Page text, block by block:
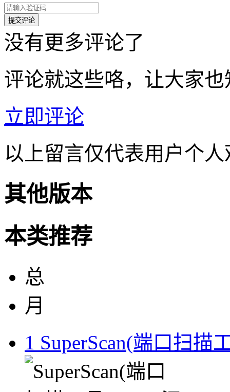
没有更多评论了
评论就这些咯，让大家
立即评论
以上留言仅代表用户个
其他版本
本类推荐
总
月
1 SuperScan(端口扫描